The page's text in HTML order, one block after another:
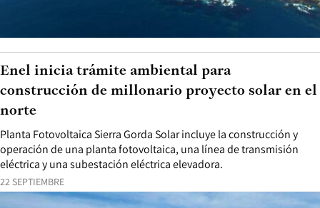
22 SEPTIEMBRE
Planta Fotovoltaica Sierra Gorda Solar incluye la construcción y
operación de una planta fotovoltaica, una línea de transmisión
eléctrica y una subestación eléctrica elevadora.
Enel inicia trámite ambiental para
construcción de millonario proyecto solar en el
norte